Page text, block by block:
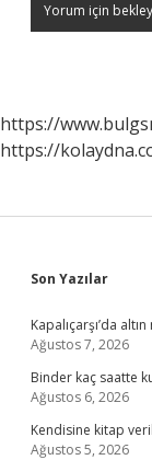
https://
https://
Son Yazılar
Kapalıçarşı’da
Ağustos 7, 2026
Binder kaç saatte
Ağustos 6, 2026
Kendisine kitap
Ağustos 5, 2026